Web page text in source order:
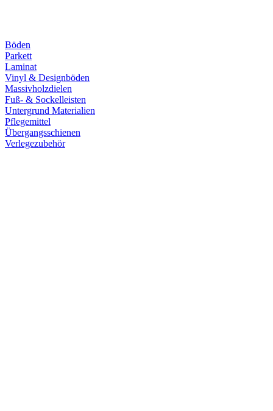
Böden
Parkett
Laminat
Vinyl & Designböden
Massivholzdielen
Fuß- & Sockelleisten
Untergrund Materialien
Pflegemittel
Übergangsschienen
Verlegezubehör